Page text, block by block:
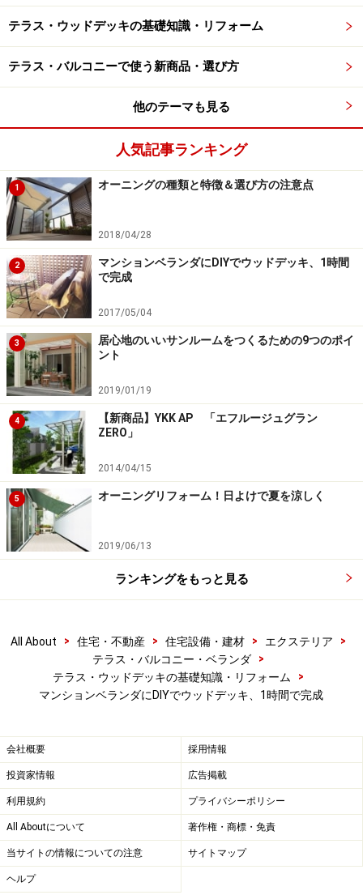
今回は、できるだけ手間を掛けずに済むよう、パネルタ
イプのウッドデッキ材を使用することにしました。
今回使用したパネルタイプのウッドデッキ材「ハンディウッ
ド・置くだけデッキ」樹脂の脚付きで腐食を防ぎ、水はけが
いい。横30cm×縦30cm×高さ4cm。
次にベランダの寸法をていねいに測り、割り付けを考え
ます。割り付けとは、ウッドデッキパネルの敷き方をレ
イアウトすることです。ベランダの形を紙に書いて、ど
のサイズのパネルを、どのような向きで、何枚敷くかを
考えます。方眼紙を使うと、パネルの数が数えやすくな
ります。
このベランダは変形であること、点検口はおおわないよ
うにすることなどから、小さいサイズのほうが楽にレイ
アウトできるので、30cm角を選びました。
寸法を丁寧に測り、割り付けを考える。小さめのパネルの方
が端数が出にくく、レイアウトがしやすい。ただし枚数が増
える。
ウッドデッキのプランをたてる際には、高さも大事なポ
め、少し高さを出すことで、室内からのつながり感が出
て、リビングの続き間のような雰囲気が出ます。今回
は、避難口との高さのバランスを考えて少し高めの4cm
タイプを選んでいます。
ウッドデッキの注文前に、これだけは絶対
にチェックしておこう
ウッドデッキパネルの入手は、ホームセンターやインタ
ーネットの通販などでできます。下記に注文の際の7つ
のポイントをまとめました。一般的な通販アイテムとは
また違った注意点がありますので、事前にチェックして
テラス・ウッドデッキの基礎知識・リフォーム
テラス・バルコニーで使う新商品・選び方
他のテーマも見る
人気記事ランキング
1 オーニングの種類と特徴＆選び方の注意点
2018/04/28
2
マンションベランダにDIYでウッドデッキ、1時間
で完成
2017/05/04
3
居心地のいいサンルームをつくるための9つのポイ
ント
2019/01/19
4
【新商品】YKK AP 「エフルージュグラン
ZERO」
2014/04/15
5 オーニングリフォーム！日よけで夏を涼しく
2019/06/13
ランキングをもっと見る
All About > 住宅・不動産 > 住宅設備・建材 > エクステリア
>
テラス・バルコニー・ベランダ
>
テラス・ウッドデッキの基礎知識・リフォーム
>
マンションベランダにDIYでウッドデッキ、1時間で完成
会社概要 採用情報
投資家情報 広告掲載
利用規約 プライバシーポリシー
All Aboutについて 著作権・商標・免責
当サイトの情報についての注意 サイトマップ
ヘルプ